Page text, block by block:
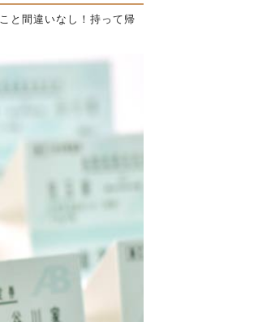
と間違いなし！持って帰